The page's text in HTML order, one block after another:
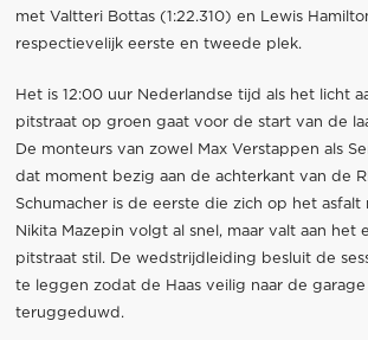
met Valtteri Bottas (1:22.310) en Lewis
respectievelijk eerste en tweede plek.
Het is 12:00 uur Nederlandse tijd als het licht
pitstraat op groen gaat voor de start van de
De monteurs van zowel Max Verstappen als
dat moment bezig aan de achterkant van de
Schumacher is de eerste die zich op het asfalt
Nikita Mazepin volgt al snel, maar valt aan het
pitstraat stil. De wedstrijdleiding besluit de
te leggen zodat de Haas veilig naar de
teruggeduwd.